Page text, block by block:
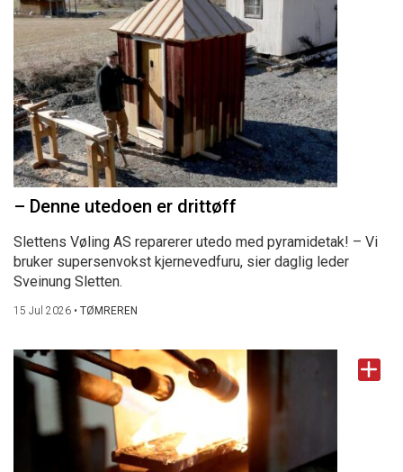
– Denne utedoen er drittøff
Slettens Vøling AS reparerer utedo med pyramidetak! – Vi
bruker supersenvokst kjernevedfuru, sier daglig leder
Sveinung Sletten.
15 Jul 2026 • TØMREREN